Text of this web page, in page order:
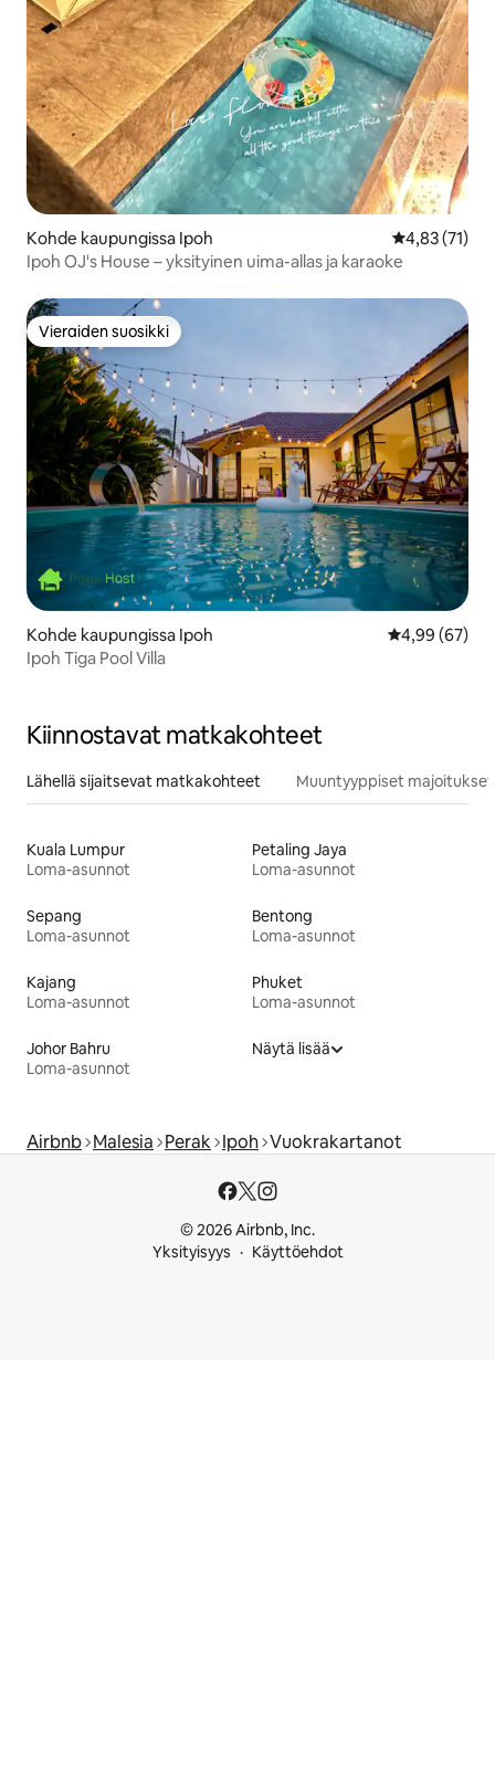
Kohde kaupungissa Ipoh
4,83 (71)
Ipoh OJ's House – yksityinen uima-allas ja karaoke
Vieraiden suosikki
Vieraiden suosikki
Kohde kaupungissa Ipoh
4,99 (67)
Ipoh Tiga Pool Villa
Kiinnostavat matkakohteet
Lähellä sijaitsevat matkakohteet Muuntyyppiset majoitukset
Kuala Lumpur
Loma-asunnot
Petaling Jaya
Loma-asunnot
Sepang
Loma-asunnot
Bentong
Loma-asunnot
Kajang
Loma-asunnot
Phuket
Loma-asunnot
Johor Bahru
Loma-asunnot
Näytä lisää
Airbnb Malesia Perak Ipoh Vuokrakartanot
© 2026 Airbnb, Inc.
Yksityisyys
Käyttöehdot